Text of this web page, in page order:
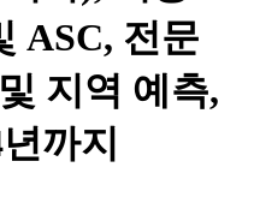
ASC, 전문
지역 예측,
까지